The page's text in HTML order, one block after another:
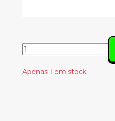
Apenas 1 em stock